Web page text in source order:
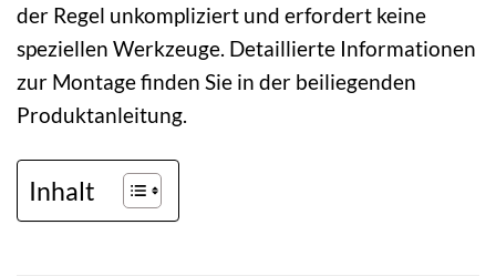
der Regel unkompliziert und erfordert keine
speziellen Werkzeuge. Detaillierte Informationen
zur Montage finden Sie in der beiliegenden
Produktanleitung.
Inhalt